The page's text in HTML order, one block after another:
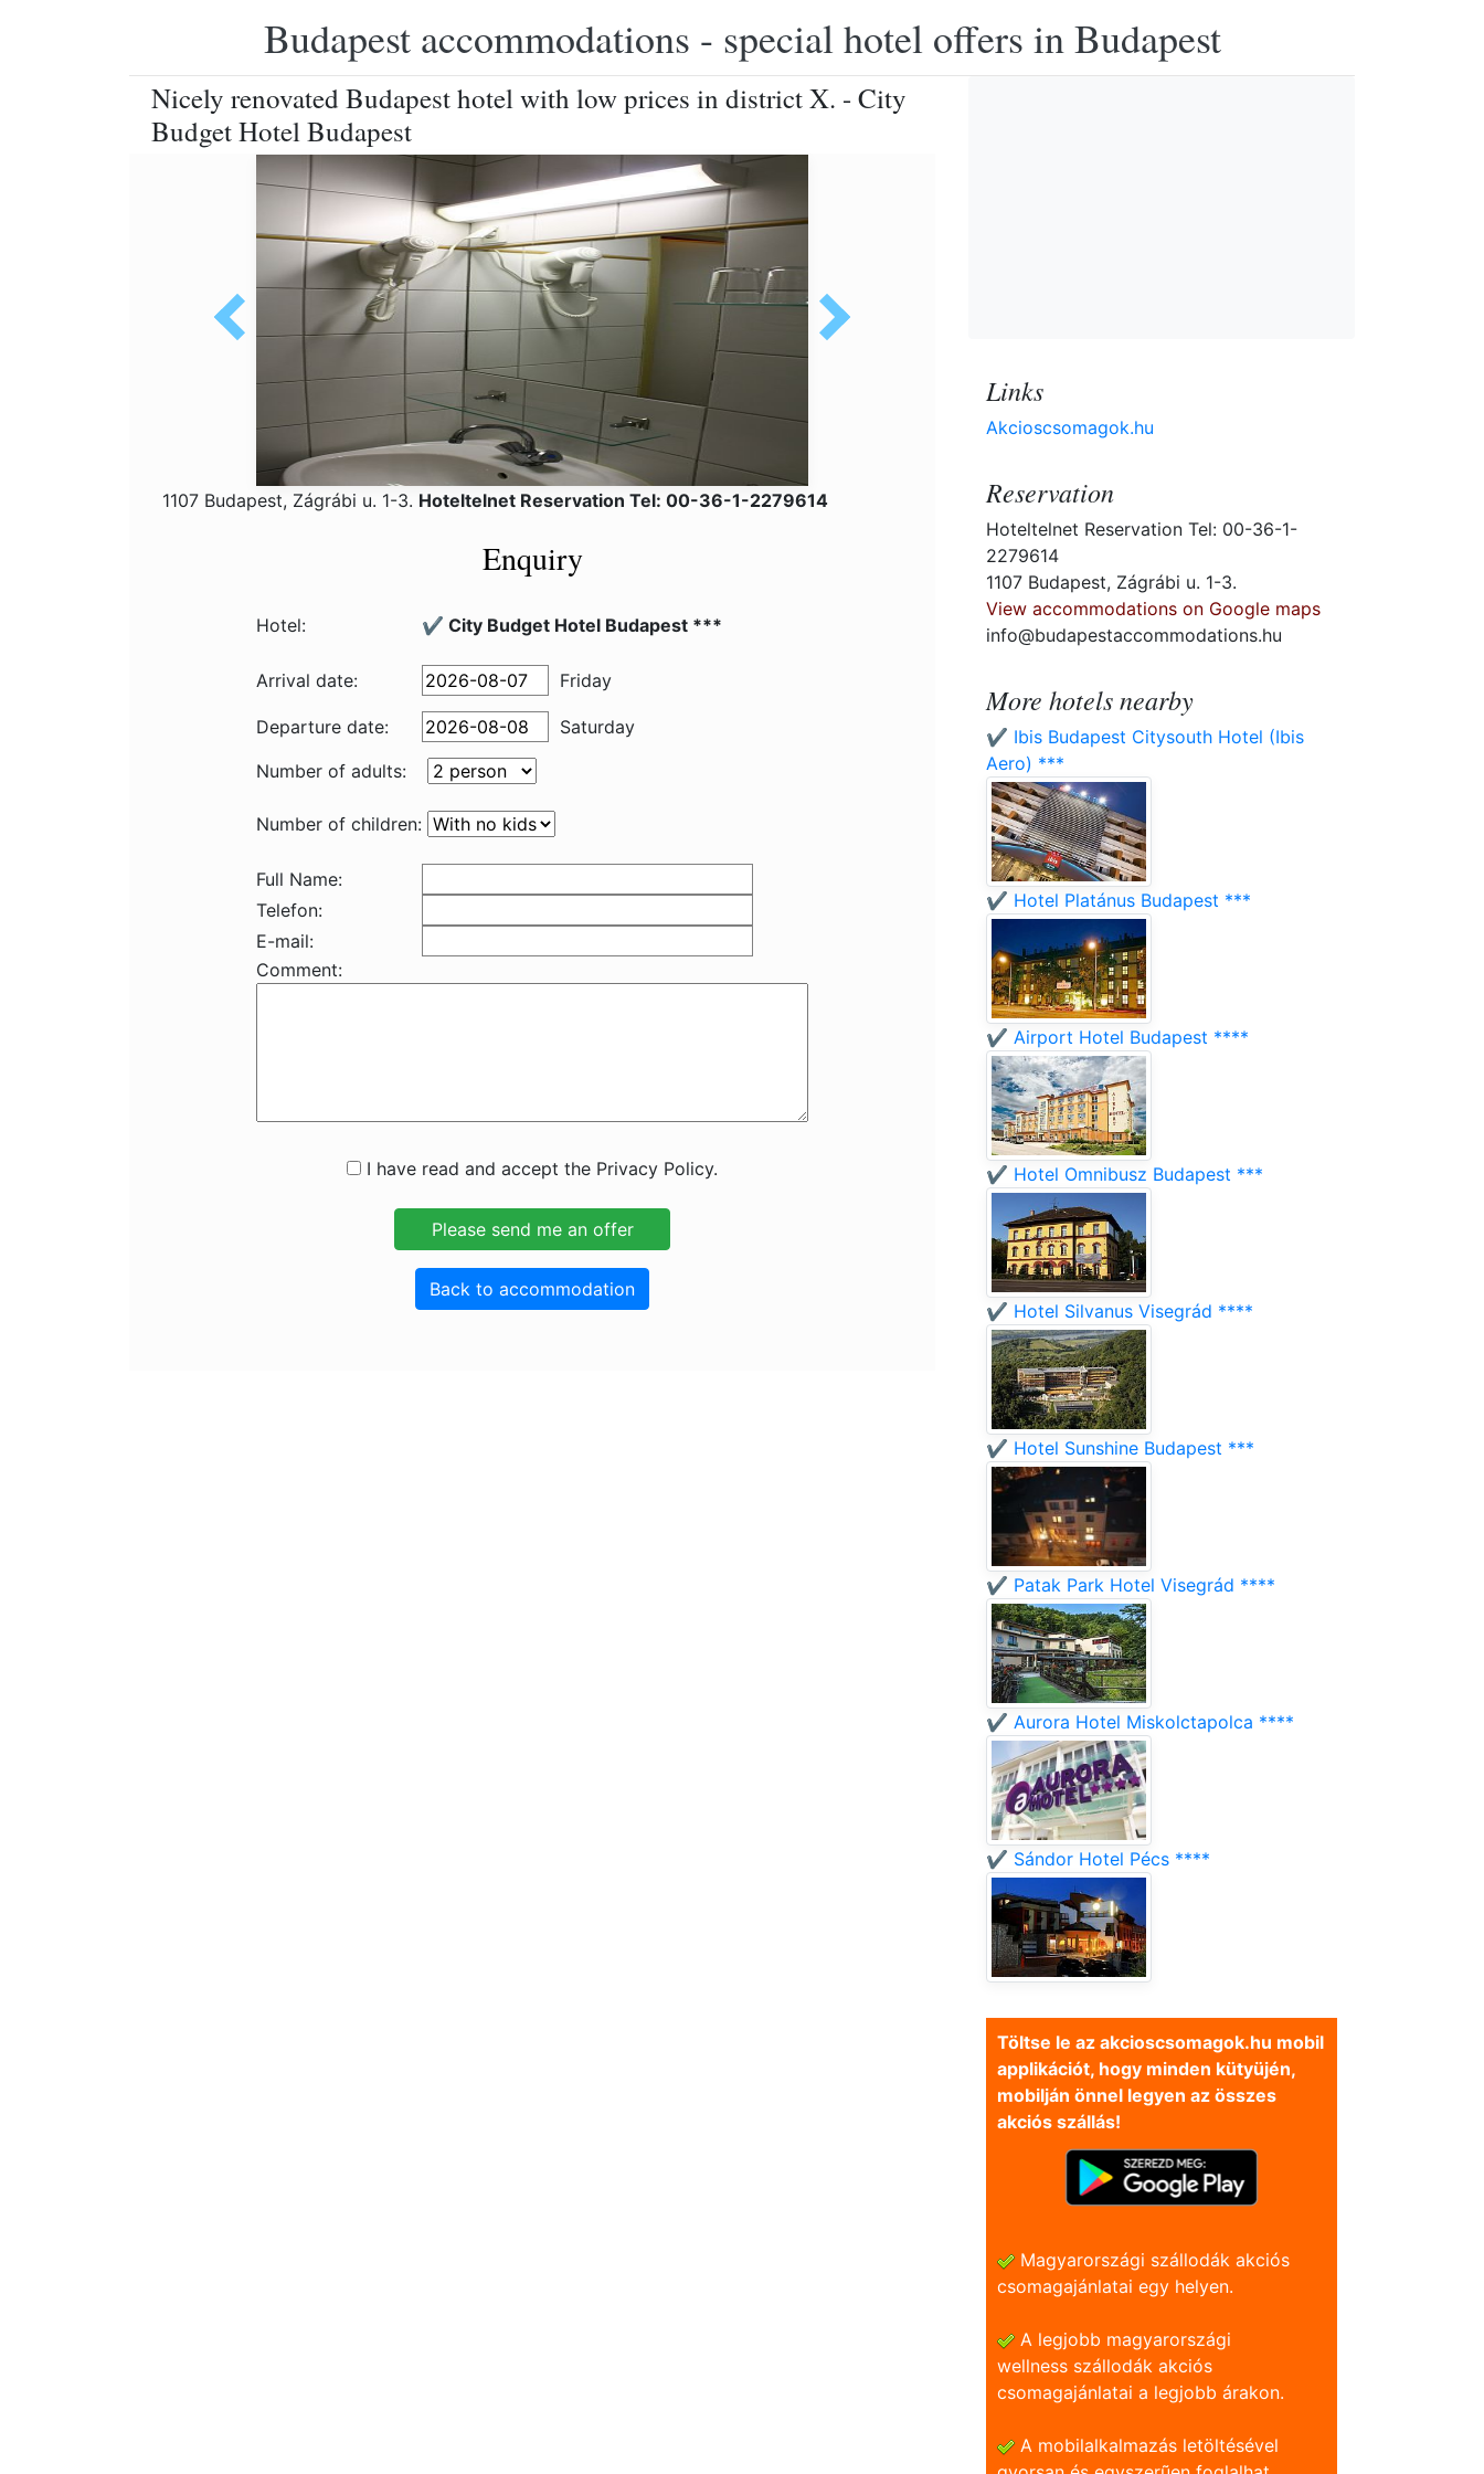
Budapest accommodations - special hotel offers in Budapest
Nicely renovated Budapest hotel with low prices in district X. - City
Budget Hotel Budapest
1107 Budapest, Zágrábi u. 1-3. Hoteltelnet Reservation Tel: 00-36-1-2279614
Enquiry
Hotel: ✔️ City Budget Hotel Budapest ***
Arrival date: Friday
Departure date:
Saturday
Number of adults:
Number of children:
Full Name:
Telefon:
E-mail:
Comment:
I have read and accept the Privacy Policy.
Back to accommodation
Links
Akcioscsomagok.hu
Reservation
Hoteltelnet Reservation Tel: 00-36-1-
2279614
1107 Budapest, Zágrábi u. 1-3.
View accommodations on Google maps
info@budapestaccommodations.hu
More hotels nearby
✔️ Ibis Budapest Citysouth Hotel (Ibis
Aero) ***
✔️ Hotel Platánus Budapest ***
✔️ Airport Hotel Budapest ****
✔️ Hotel Omnibusz Budapest ***
✔️ Hotel Silvanus Visegrád ****
✔️ Hotel Sunshine Budapest ***
✔️ Patak Park Hotel Visegrád ****
✔️ Aurora Hotel Miskolctapolca ****
✔️ Sándor Hotel Pécs ****
Töltse le az akcioscsomagok.hu mobil
applikációt, hogy minden kütyüjén,
mobilján önnel legyen az összes
akciós szállás!
Magyarországi szállodák akciós
csomagajánlatai egy helyen.
A legjobb magyarországi
wellness szállodák akciós
csomagajánlatai a legjobb árakon.
A mobilalkalmazás letöltésével